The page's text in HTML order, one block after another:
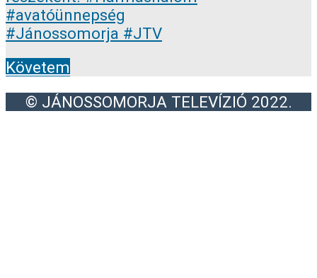
Követem
© JÁNOSSOMORJA TELEVÍZIÓ 2022.